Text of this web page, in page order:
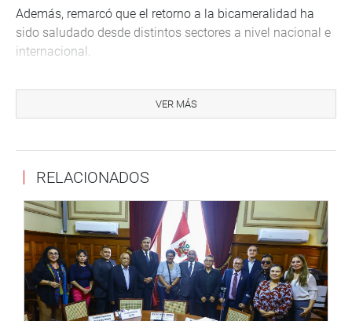
Además, remarcó que el retorno a la bicameralidad ha
sido saludado desde distintos sectores a nivel nacional e
internacional.
de 1993 la cual le dio estabilidad y paz al Perú.
INSTITUCIONAL
VER MÁS
RELACIONADOS